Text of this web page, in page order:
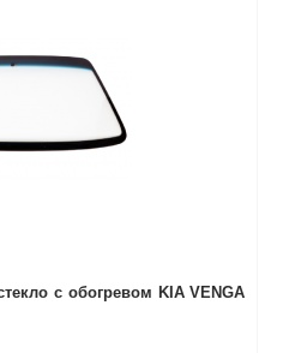
с обогревом KIA VENGA